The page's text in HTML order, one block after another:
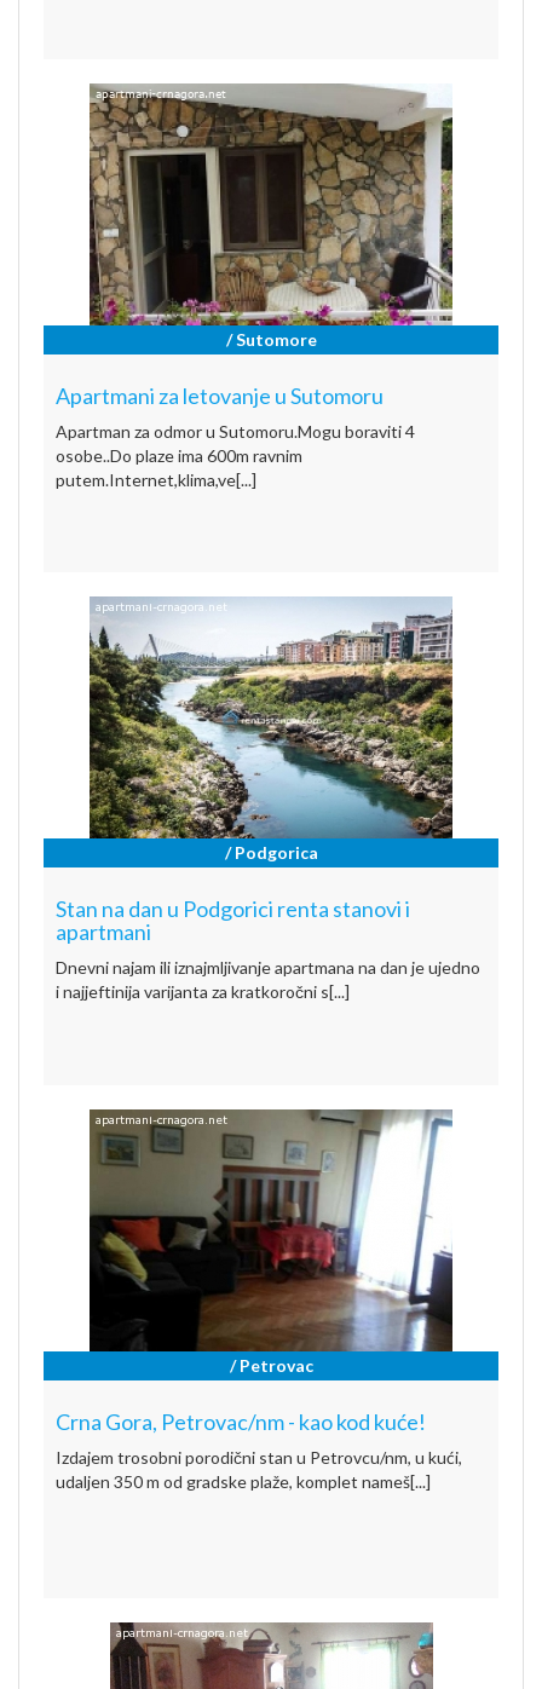
/ Sutomore
Apartmani za letovanje u Sutomoru
Apartman za odmor u Sutomoru.Mogu boraviti 4
osobe..Do plaze ima 600m ravnim
putem.Internet,klima,ve[...]
/ Podgorica
Stan na dan u Podgorici renta stanovi i
apartmani
Dnevni najam ili iznajmljivanje apartmana na dan je ujedno
i najjeftinija varijanta za kratkoročni s[...]
/ Petrovac
Crna Gora, Petrovac/nm - kao kod kuće!
Izdajem trosobni porodični stan u Petrovcu/nm, u kući,
udaljen 350 m od gradske plaže, komplet nameš[...]